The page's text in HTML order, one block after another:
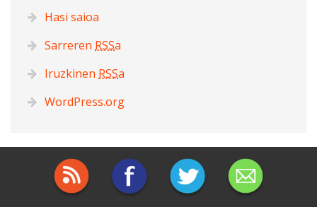
Hasi saioa
Sarreren RSSa
Iruzkinen RSSa
WordPress.org